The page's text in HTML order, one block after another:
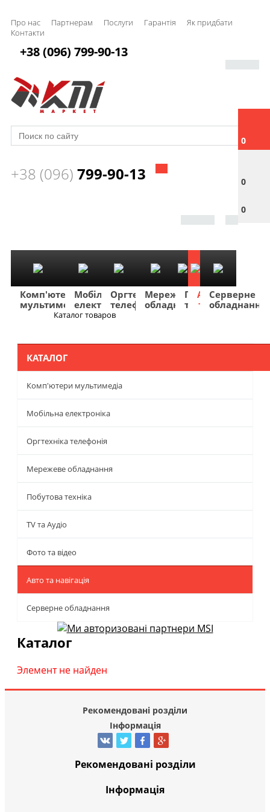
Про нас Партнерам Послуги Гарантія
Як придбати
Контакти
0
0
0
+38 (096) 799-90-13
+38 (096) 799-90-13
Комп'ютери
мультимедіа
Мобільна
електроніка
Оргтехніка
телефонія
Мережеве
обладнання
Побутова
техніка
TV
та
Фото
та
Авто
та
Серверне
обладнання
Каталог товаров
КАТАЛОГ
Комп'ютери мультимедіа
Мобільна електроніка
Оргтехніка телефонія
Мережеве обладнання
Побутова техніка
TV та Аудіо
Фото та відео
Авто та навігація
Серверне обладнання
Каталог
Элемент не найден
Рекомендовані розділи
Інформація
Рекомендовані розділи
Інформація